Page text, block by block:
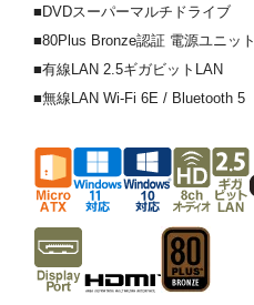
■DVDスーパーマルチドライブ
■80Plus Bronze認証 電源ユニット
■有線LAN 2.5ギガビットLAN
■無線LAN Wi-Fi 6E / Bluetooth 5